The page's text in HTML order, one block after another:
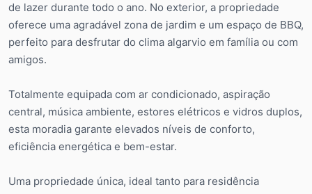
de lazer durante todo o ano. No exterior, a propriedade
oferece uma agradável zona de jardim e um espaço de BBQ,
perfeito para desfrutar do clima algarvio em família ou com
amigos.
Totalmente equipada com ar condicionado, aspiração
central, música ambiente, estores elétricos e vidros duplos,
esta moradia garante elevados níveis de conforto,
eficiência energética e bem-estar.
Uma propriedade única, ideal tanto para residência